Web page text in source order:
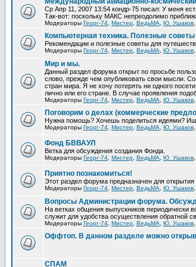
Ср Апр 11, 2007 13:54 кондр-75 писал: У меня
Так-вот: поскольку МАКС непреодолимо
Модераторы Георг-74 Мистер ВедьМА Ю. Ушаков
Компьютерная техника. Полезные
Рекомендации и полезные советы для
Модераторы Георг-74 Мистер ВедьМА Ю. Ушаков
Мир и мы.
Данный раздел форума открыт по просьбе
слово, прежде чем опубликовать свои мысли.
стран мира. Я не хочу потерять ни одного
лично или его стране. В случае проявления
Модераторы Георг-74 Мистер ВедьМА Ю. Ушаков
Поговорим о делах (коммерческие
Нужна помощь? Хочешь поделиться идеями?
Модераторы Георг-74 Мистер ВедьМА Ю. Ушаков
Фонд БВВАУЛ
Ветка для обсуждения создания Фонда.
Модераторы Георг-74 Мистер ВедьМА Ю. Ушаков
Приятно познакомиться!
Этот раздел форума предназначен для
Модераторы Георг-74 Мистер ВедьМА Ю. Ушаков
Вопросы Администрации форума.
На ветках общения выпускников периодически
служит для удобства осуществления обратной
Модераторы Георг-74 Мистер ВедьМА Ю. Ушаков
Оффтоп. В данном разделе можно
СПАМ